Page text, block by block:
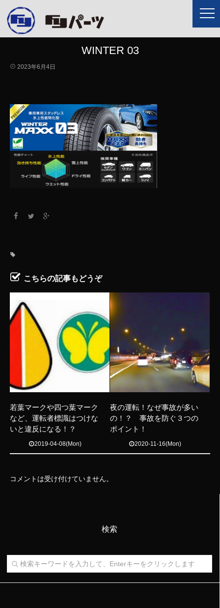
WINTER 03
2023年6月4日
こちらの記事もどうぞ
若葉マークや四つ葉マーク
など、運転者標識はつけな
いと違反になる！？
2019-04-08(Mon)
夜の運転！なぜ事故が多い
の！？ 事故を防ぐ３つの
ポイント！
2020-11-16(Mon)
コメントは受け付けていません。
検索